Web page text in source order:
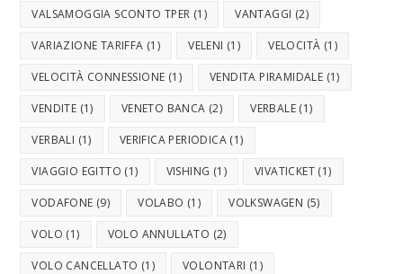
VALSAMOGGIA SCONTO TPER (1) VANTAGGI (2)
VARIAZIONE TARIFFA (1) VELENI (1) VELOCITÀ (1)
VELOCITÀ CONNESSIONE (1) VENDITA PIRAMIDALE (1)
VENDITE (1) VENETO BANCA (2) VERBALE (1)
VERBALI (1) VERIFICA PERIODICA (1)
VIAGGIO EGITTO (1) VISHING (1) VIVATICKET (1)
VODAFONE (9) VOLABO (1) VOLKSWAGEN (5)
VOLO (1) VOLO ANNULLATO (2)
VOLO CANCELLATO (1) VOLONTARI (1)